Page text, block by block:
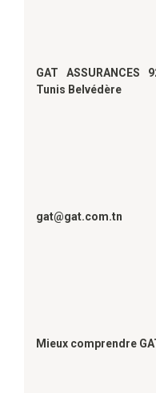
GAT ASSURANCES
Tunis Belvédère
gat@gat.com.tn
Mieux comprendre